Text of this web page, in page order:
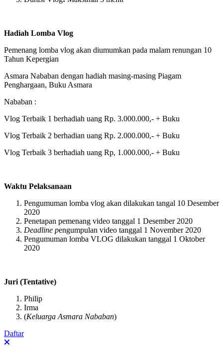
Hadiah Lomba Vlog
Pemenang lomba vlog akan diumumkan pada malam renungan 10
Tahun Kepergian
Asmara Nababan dengan hadiah masing-masing Piagam
Penghargaan, Buku Asmara
Nababan :
Vlog Terbaik 1 berhadiah uang Rp. 3.000.000,- + Buku
Vlog Terbaik 2 berhadian uang Rp. 2.000.000,- + Buku
Vlog Terbaik 3 berhadiah uang Rp, 1.000.000,- + Buku
Waktu Pelaksanaan
Pengumuman lomba vlog akan dilakukan tangal 10 Desember
2020
Penetapan pemenang video tanggal 1 Desember 2020
Deadline pengumpulan video tanggal 1 November 2020
Pengumuman lomba VLOG dilakukan tanggal 1 Oktober
2020
Juri (Tentative)
Philip
Irma
(Keluarga Asmara Nababan)
Daftar